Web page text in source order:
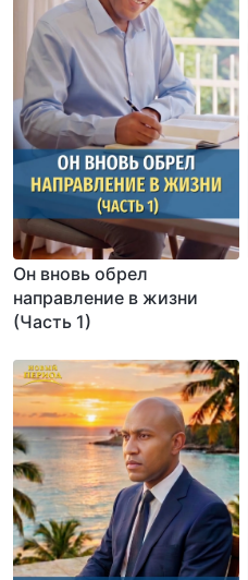
Он вновь обрел
направление в жизни
(Часть 1)